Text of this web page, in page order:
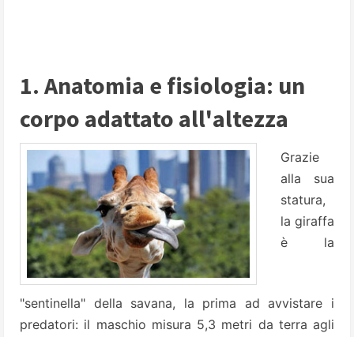
1. Anatomia e fisiologia: un
corpo adattato all'altezza
Grazie
alla sua
statura,
la giraffa
è la
"sentinella" della savana, la prima ad avvistare i
predatori: il maschio misura 5,3 metri da terra agli